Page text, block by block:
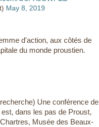
May 8, 2019
d'action, aux côtés de
du monde proustien.
Une conférence de
dans les pas de Proust,
Musée des Beaux-